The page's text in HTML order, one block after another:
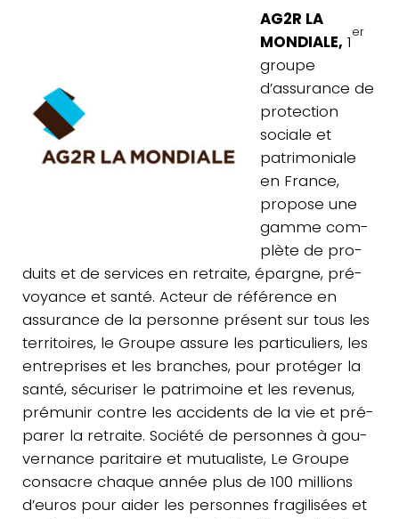
AG2R LA
MONDIALE, 1er
groupe
d’assurance de
pro­tec­tion
sociale et
patri­mo­niale
en France,
propose une
gamme com­
plète de pro­
duits et de ser­vices en retraite, épargne, pré­
voyance et santé. Acteur de réfé­rence en
assu­rance de la per­sonne présent sur tous les
ter­ri­toires, le Groupe assure les par­ti­cu­liers, les
entre­prises et les branches, pour pro­té­ger la
santé, sécu­ri­ser le patri­moine et les revenus,
pré­mu­nir contre les acci­dents de la vie et pré­
pa­rer la retraite. Société de per­sonnes à gou­
ver­nance pari­taire et mutua­liste, Le Groupe
consacre chaque année plus de 100 mil­lions
d’euros pour aider les per­sonnes fra­gi­li­sées et